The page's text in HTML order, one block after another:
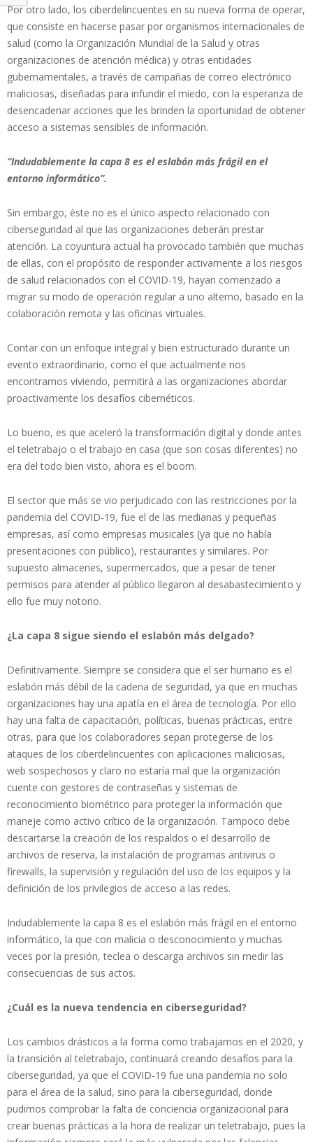
Por otro lado, los ciberdelincuentes en su nueva forma de operar,
que consiste en hacerse pasar por organismos internacionales de
salud (como la Organización Mundial de la Salud y otras
organizaciones de atención médica) y otras entidades
gubernamentales, a través de campañas de correo electrónico
maliciosas, diseñadas para infundir el miedo, con la esperanza de
desencadenar acciones que les brinden la oportunidad de obtener
acceso a sistemas sensibles de información.
“Indudablemente la capa 8 es el eslabón más frágil en el
entorno informático”.
Sin embargo, éste no es el único aspecto relacionado con
ciberseguridad al que las organizaciones deberán prestar
atención. La coyuntura actual ha provocado también que muchas
de ellas, con el propósito de responder activamente a los riesgos
de salud relacionados con el COVID-19, hayan comenzado a
migrar su modo de operación regular a uno alterno, basado en la
colaboración remota y las oficinas virtuales.
Contar con un enfoque integral y bien estructurado durante un
evento extraordinario, como el que actualmente nos
encontramos viviendo, permitirá a las organizaciones abordar
proactivamente los desafíos cibernéticos.
Lo bueno, es que aceleró la transformación digital y donde antes
el teletrabajo o el trabajo en casa (que son cosas diferentes) no
era del todo bien visto, ahora es el boom.
El sector que más se vio perjudicado con las restricciones por la
pandemia del COVID-19, fue el de las medianas y pequeñas
empresas, así como empresas musicales (ya que no había
presentaciones con público), restaurantes y similares. Por
supuesto almacenes, supermercados, que a pesar de tener
permisos para atender al público llegaron al desabastecimiento y
ello fue muy notorio.
¿La capa 8 sigue siendo el eslabón más delgado?
Definitivamente. Siempre se considera que el ser humano es el
eslabón más débil de la cadena de seguridad, ya que en muchas
organizaciones hay una apatía en el área de tecnología. Por ello
hay una falta de capacitación, políticas, buenas prácticas, entre
otras, para que los colaboradores sepan protegerse de los
ataques de los ciberdelincuentes con aplicaciones maliciosas,
web sospechosos y claro no estaría mal que la organización
cuente con gestores de contraseñas y sistemas de
reconocimiento biométrico para proteger la información que
maneje como activo crítico de la organización. Tampoco debe
descartarse la creación de los respaldos o el desarrollo de
archivos de reserva, la instalación de programas antivirus o
firewalls, la supervisión y regulación del uso de los equipos y la
definición de los privilegios de acceso a las redes.
Indudablemente la capa 8 es el eslabón más frágil en el entorno
informático, la que con malicia o desconocimiento y muchas
veces por la presión, teclea o descarga archivos sin medir las
consecuencias de sus actos.
¿Cuál es la nueva tendencia en ciberseguridad?
Los cambios drásticos a la forma como trabajamos en el 2020, y
la transición al teletrabajo, continuará creando desafíos para la
ciberseguridad, ya que el COVID-19 fue una pandemia no solo
para el área de la salud, sino para la ciberseguridad, donde
pudimos comprobar la falta de conciencia organizacional para
crear buenas prácticas a la hora de realizar un teletrabajo, pues la